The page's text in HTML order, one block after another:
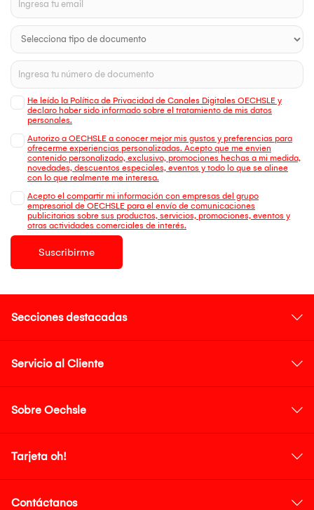
He leído la Política de Privacidad de Canales Digitales OECHSLE y
declaro haber sido informado sobre el tratamiento de mis datos
personales.
Autorizo a OECHSLE a conocer mejor mis gustos y preferencias para
ofrecerme experiencias personalizadas. Acepto que me envien
contenido personalizado, exclusivo, promociones hechas a mi medida,
novedades, descuentos especiales, eventos y todo lo que se alinee
con lo que realmente me interesa.
Acepto el compartir mi información con empresas del grupo
empresarial de OECHSLE para el envío de comunicaciones
publicitarias sobre sus productos, servicios, promociones, eventos y
otras actividades comerciales de interés.
Suscribirme
Secciones destacadas
Servicio al Cliente
Sobre Oechsle
Tarjeta oh!
Contáctanos